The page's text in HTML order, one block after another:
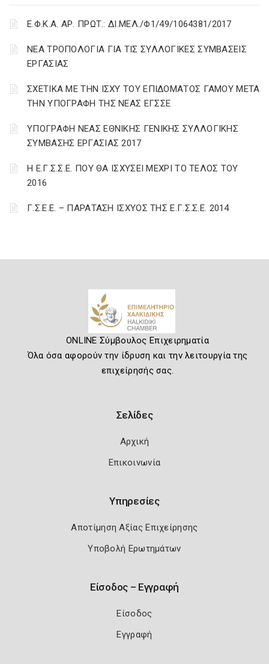
Ε.Φ.Κ.Α. ΑΡ. ΠΡΩΤ.: ΔΙ.ΜΕΛ./Φ1/49/1064381/2017
ΝΕΑ ΤΡΟΠΟΛΟΓΙΑ ΓΙΑ ΤΙΣ ΣΥΛΛΟΓΙΚΕΣ ΣΥΜΒΑΣΕΙΣ
ΕΡΓΑΣΙΑΣ
ΣΧΕΤΙΚΑ ΜΕ ΤΗΝ ΙΣΧΥ ΤΟΥ ΕΠΙΔΟΜΑΤΟΣ ΓΑΜΟΥ ΜΕΤΑ
ΤΗΝ ΥΠΟΓΡΑΦΗ ΤΗΣ ΝΕΑΣ ΕΓΣΣΕ
ΥΠΟΓΡΑΦΗ ΝΕΑΣ ΕΘΝΙΚΗΣ ΓΕΝΙΚΗΣ ΣΥΛΛΟΓΙΚΗΣ
ΣΥΜΒΑΣΗΣ ΕΡΓΑΣΙΑΣ 2017
Η Ε.Γ.Σ.Σ.Ε. ΠΟΥ ΘΑ ΙΣΧΥΣΕΙ ΜΕΧΡΙ ΤΟ ΤΕΛΟΣ ΤΟΥ
2016
Γ.Σ.Ε.Ε. – ΠΑΡΑΤΑΣΗ ΙΣΧΥΟΣ ΤΗΣ Ε.Γ.Σ.Σ.Ε. 2014
ONLINE Σύμβουλος Επιχειρηματία
Όλα όσα αφορούν την ίδρυση και την λειτουργία της
επιχείρησής σας.
Σελίδες
Αρχική
Επικοινωνία
Υπηρεσίες
Αποτίμηση Αξίας Επιχείρησης
Υποβολή Ερωτημάτων
Είσοδος – Εγγραφή
Είσοδος
Εγγραφή